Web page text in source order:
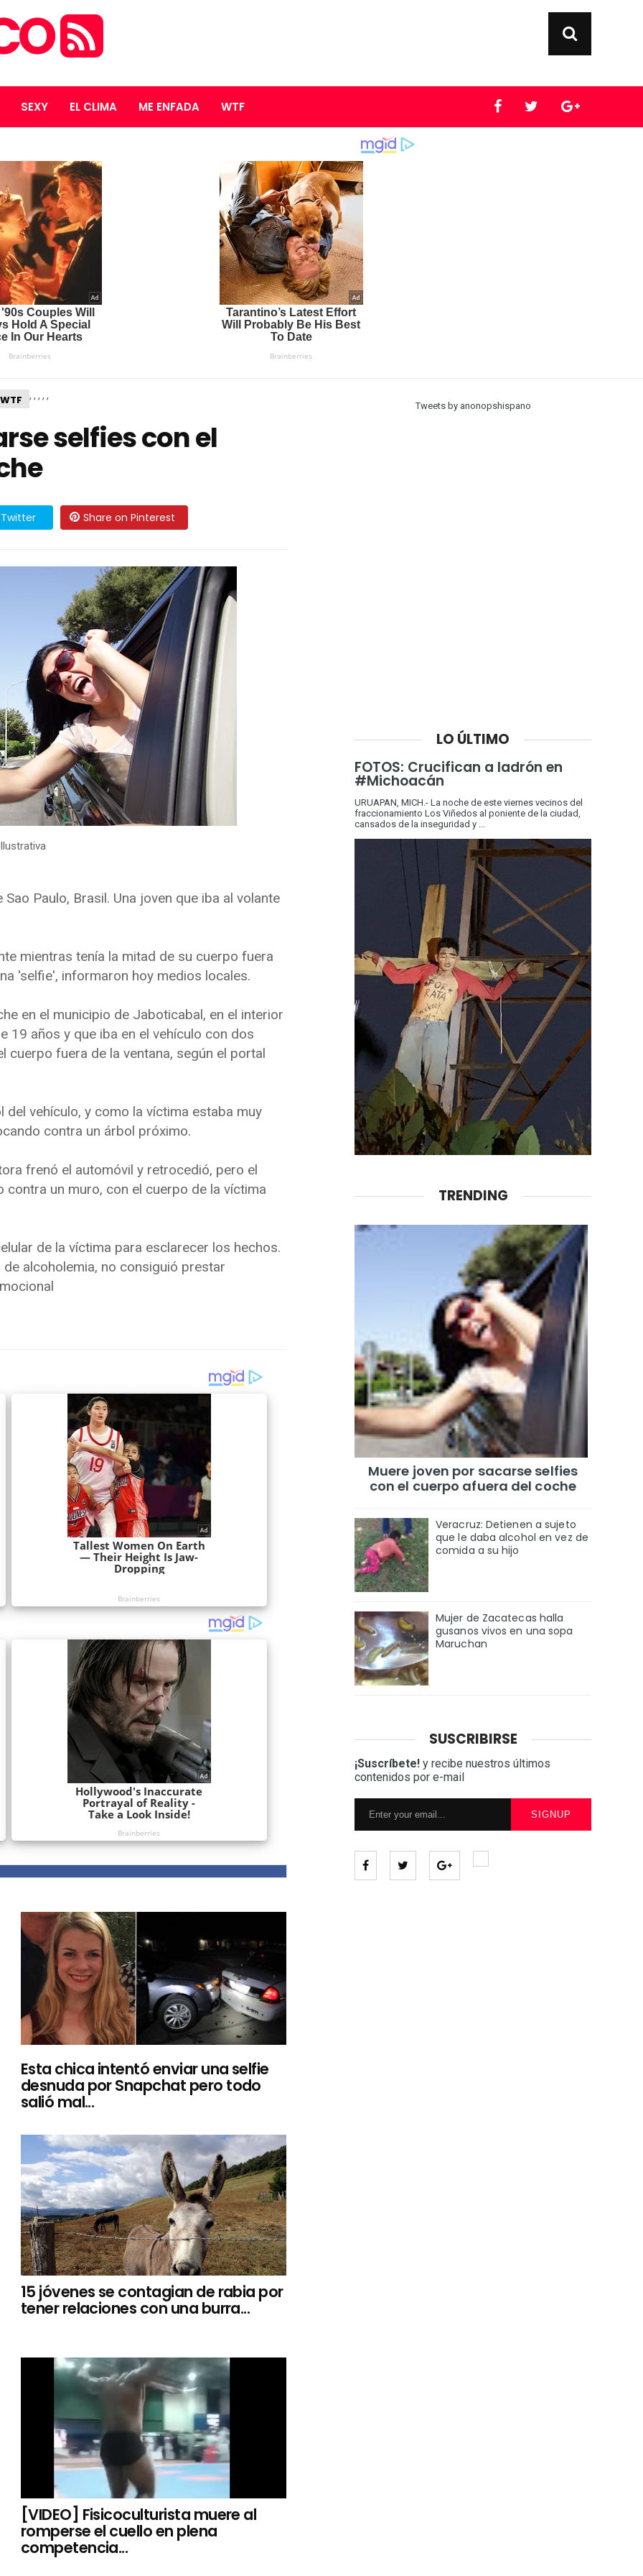
SEXY EL CLIMA ME ENFADA WTF
, , , , ,
WTF
selfies con el
Share on Pinterest
Paulo, Brasil. Una joven que iba al volante
mientras tenía la mitad de su cuerpo fuera
'selfie', informaron hoy medios locales.
en el municipio de Jaboticabal, en el interior
19 años y que iba en el vehículo con dos
fuera de la ventana, según el portal
vehículo, y como la víctima estaba muy
contra un árbol próximo.
frenó el automóvil y retrocedió, pero el
un muro, con el cuerpo de la víctima
de la víctima para esclarecer los hechos.
alcoholemia, no consiguió prestar
Esta chica intentó enviar una selfie
desnuda por Snapchat pero todo
salió mal...
15 jóvenes se contagian de rabia por
tener relaciones con una burra...
[VIDEO] Fisicoculturista muere al
romperse el cuello en plena
competencia...
Tweets by anonopshispano
LO ÚLTIMO
FOTOS: Crucifican a ladrón en
#Michoacán
URUAPAN, MICH.- La noche de este viernes vecinos del
fraccionamiento Los Viñedos al poniente de la ciudad,
cansados de la inseguridad y ...
TRENDING
Muere joven por sacarse selfies
con el cuerpo afuera del coche
Veracruz: Detienen a sujeto
que le daba alcohol en vez de
comida a su hijo
Mujer de Zacatecas halla
gusanos vivos en una sopa
Maruchan
SUSCRIBIRSE
¡Suscríbete! y recibe nuestros últimos
contenidos por e-mail